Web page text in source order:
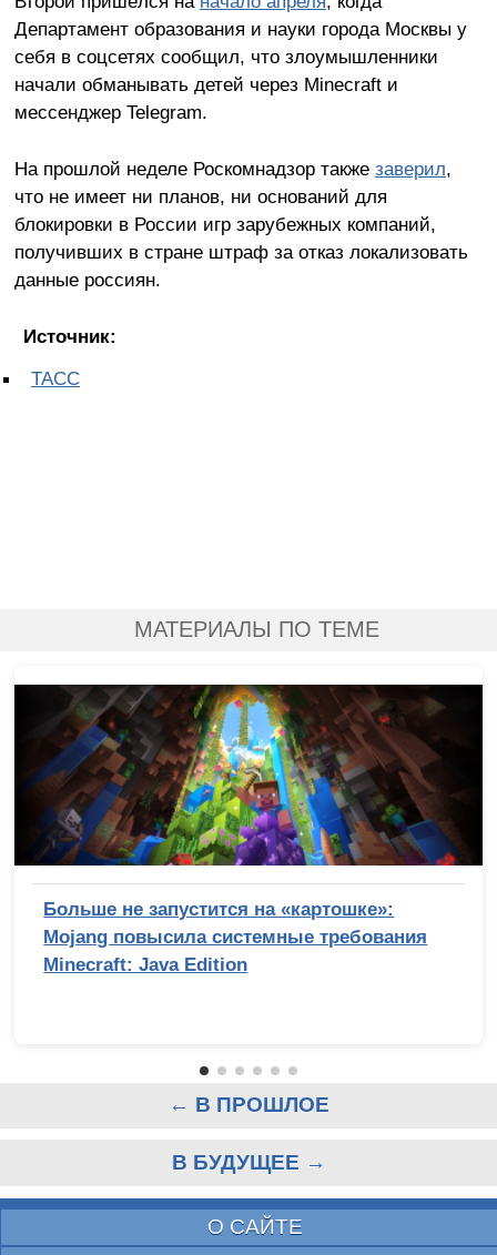
Департамент образования и науки города Москвы у
себя в соцсетях сообщил, что злоумышленники
начали обманывать детей через Minecraft и
мессенджер Telegram.
На прошлой неделе Роскомнадзор также заверил,
что не имеет ни планов, ни оснований для
блокировки в России игр зарубежных компаний,
получивших в стране штраф за отказ локализовать
данные россиян.
Источник:
ТАСС
МАТЕРИАЛЫ ПО ТЕМЕ
Больше не запустится на «картошке»:
Mojang повысила системные требования
Minecraft: Java Edition
← В ПРОШЛОЕ
В БУДУЩЕЕ →
О САЙТЕ